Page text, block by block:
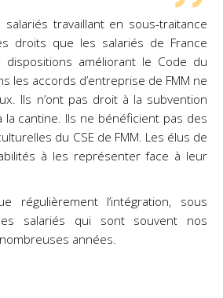
travaillant en sous-traitance
droits que les salariés de France
dispositions améliorant le Code du
les accords d’entreprise de FMM ne
Ils n’ont pas droit à la subvention
cantine. Ils ne bénéficient pas des
du CSE de FMM. Les élus de
à les représenter face à leur
régulièrement l’intégration, sous
salariés qui sont souvent nos
années.